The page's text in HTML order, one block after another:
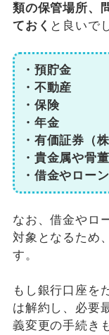
類の保管場所、
ておく と良いで
・預貯金
・不動産
・保険
・年金
・有価証券（
・貴金属や骨
・借金やローン
なお、借金やロ
対象となるため
す。
もし銀行口座を
は解約し、必要
義変更の手続き